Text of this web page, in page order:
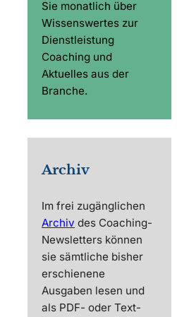
Sie monatlich über
Wissenswertes zur
Dienstleistung
Coaching und
Aktuelles aus der
Branche.
Archiv
Im frei zugänglichen
Archiv des Coaching-
Newsletters können
sie sämtliche bisher
erschienene
Ausgaben lesen und
als PDF- oder Text-